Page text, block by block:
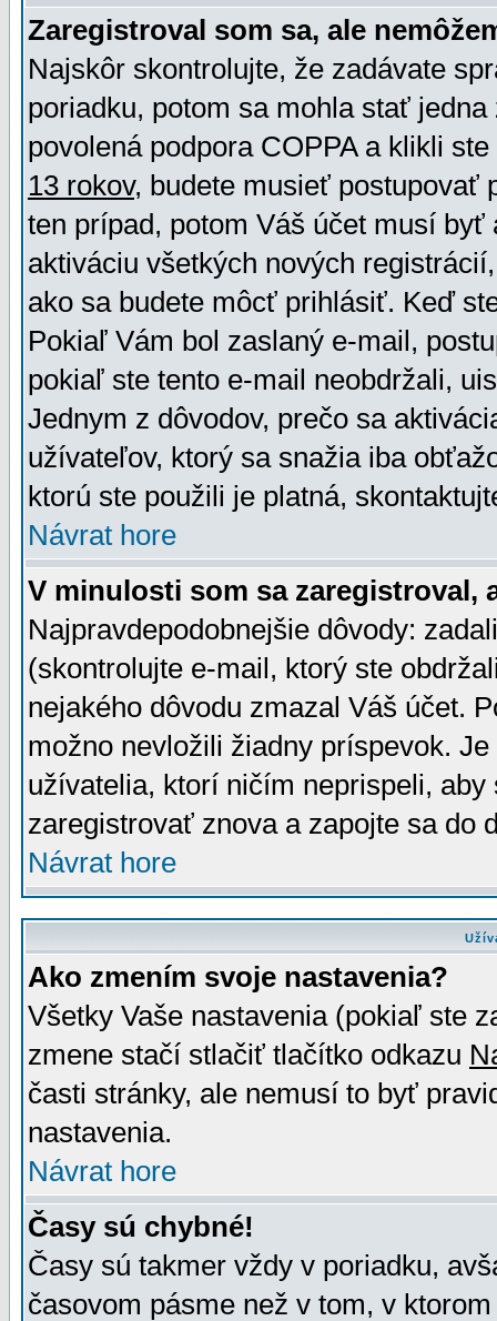
Zaregistroval som sa, ale
Najskôr skontrolujte, že zadávate
poriadku, potom sa mohla stať
povolená podpora COPPA a klikli
13 rokov, budete musieť postupovať
ten prípad, potom Váš účet musí
aktiváciu všetkých nových
ako sa budete môcť prihlásiť. Keď
Pokiaľ Vám bol zaslaný e-mail,
pokiaľ ste tento e-mail neobdržali,
Jednym z dôvodov, prečo sa
užívateľov, ktorý sa snažia iba
ktorú ste použili je platná,
Návrat hore
V minulosti som sa zaregistroval,
Najpravdepodobnejšie dôvody:
(skontrolujte e-mail, ktorý ste
nejakého dôvodu zmazal Váš účet.
možno nevložili žiadny príspevok.
užívatelia, ktorí ničím neprispeli,
zaregistrovať znova a zapojte sa do
Návrat hore
Ako zmením svoje nastavenia?
Všetky Vaše nastavenia (pokiaľ ste
zmene stačí stlačiť tlačítko odkazu
časti stránky, ale nemusí to byť
nastavenia.
Návrat hore
Časy sú chybné!
Časy sú takmer vždy v poriadku,
časovom pásme než v tom, v